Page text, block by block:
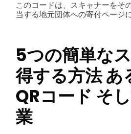
このコードは、スキャナーをそ
当する地元団体への寄付ページ
5つの簡単な
得する方法あ
QRコード そ
業